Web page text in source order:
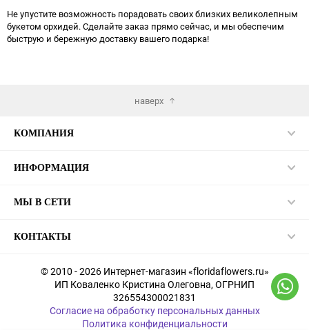
Не упустите возможность порадовать своих близких великолепным
букетом орхидей. Сделайте заказ прямо сейчас, и мы обеспечим
быструю и бережную доставку вашего подарка!
наверх
КОМПАНИЯ
ИНФОРМАЦИЯ
МЫ В СЕТИ
КОНТАКТЫ
© 2010 - 2026 Интернет-магазин «floridaflowers.ru»
ИП Коваленко Кристина Олеговна, ОГРНИП
326554300021831
Согласие на обработку персональных данных
Политика конфиденциальности